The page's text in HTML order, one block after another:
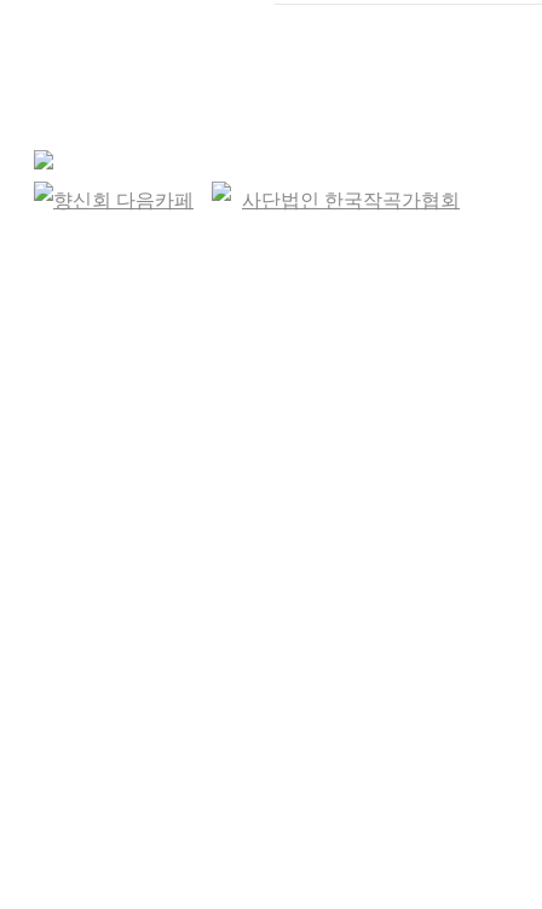
향신회 다음카페 사단법인 한국작곡가협회